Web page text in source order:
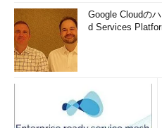
Google Cloudの
d Services